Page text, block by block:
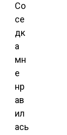
Со
се
дк
а
мн
е
нр
ав
ил
ась